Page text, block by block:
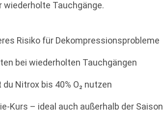
Tauchgänge.
Risiko für Dekompressionsprobleme
bei wiederholten Tauchgängen
Nitrox bis 40% O₂ nutzen
Kurs – ideal auch außerhalb der Saison